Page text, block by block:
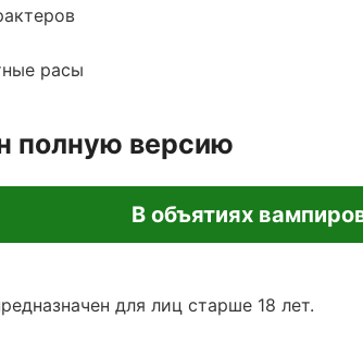
расы
полную версию
В объятиях
для лиц старше 18 лет.